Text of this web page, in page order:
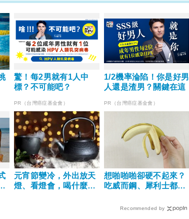
驚！每2男就有1人中
標？不可能吧？
PR（台灣癌症基金會）
1/2機率淪陷！你是好男
人還是渣男？關鍵在這
PR（台灣癌症基金會）
元宵節變冷，外出放天
燈、看燈會，喝什麼熱
想啪啪啪卻硬不起來？
吃威而鋼、犀利士都無
做……Recommended by